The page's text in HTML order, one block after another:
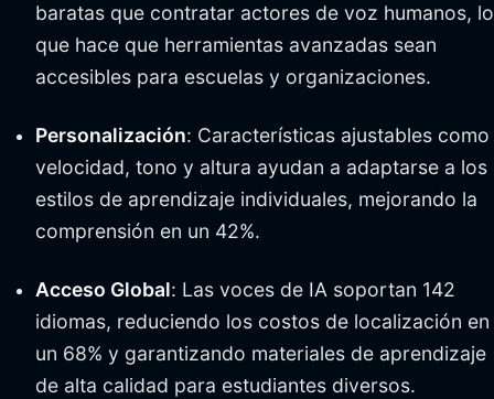
baratas que contratar actores de voz humanos, lo
que hace que herramientas avanzadas sean
accesibles para escuelas y organizaciones.
Personalización: Características ajustables como
velocidad, tono y altura ayudan a adaptarse a los
estilos de aprendizaje individuales, mejorando la
comprensión en un 42%.
Acceso Global: Las voces de IA soportan 142
idiomas, reduciendo los costos de localización en
un 68% y garantizando materiales de aprendizaje
de alta calidad para estudiantes diversos.